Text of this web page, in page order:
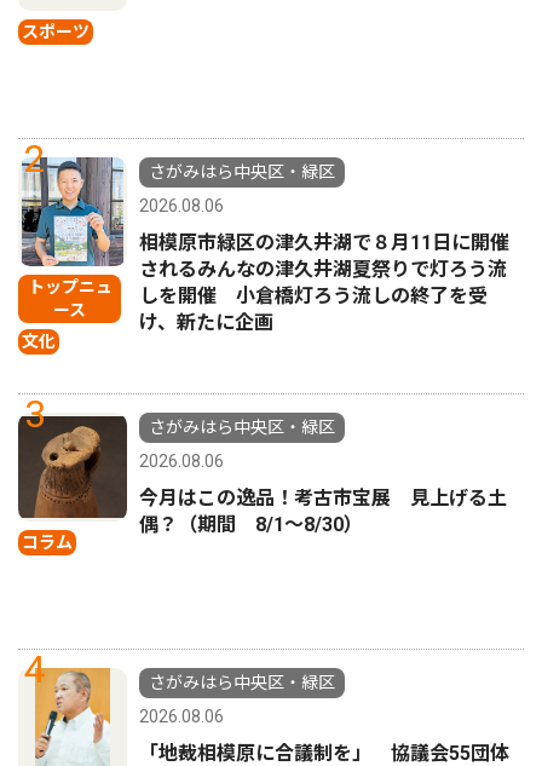
スポーツ
2
トップニュ
ース
文化
さがみはら中央区・緑区
2026.08.06
相模原市緑区の津久井湖で８月11日に開催
されるみんなの津久井湖夏祭りで灯ろう流
しを開催 小倉橋灯ろう流しの終了を受
け、新たに企画
3
コラム
さがみはら中央区・緑区
2026.08.06
今月はこの逸品！考古市宝展 見上げる土
偶？（期間 8/1〜8/30）
4
さがみはら中央区・緑区
2026.08.06
「地裁相模原に合議制を」 協議会55団体